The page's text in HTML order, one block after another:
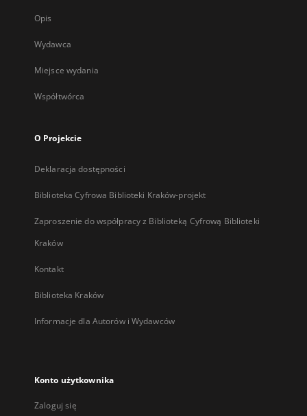
Opis
Wydawca
Miejsce wydania
Współtwórca
O Projekcie
Deklaracja dostępności
Biblioteka Cyfrowa Biblioteki Kraków-projekt
Zaproszenie do współpracy z Biblioteką Cyfrową Biblioteki
Kraków
Kontakt
Biblioteka Kraków
Informacje dla Autorów i Wydawców
Konto użytkownika
Zaloguj się